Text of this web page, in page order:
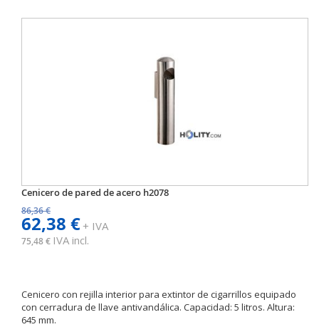
Cenicero de pared de acero h2078
86,36 €
62,38 €+ IVA
75,48 € IVA incl.
Cenicero con rejilla interior para extintor de cigarrillos equipado
con cerradura de llave antivandálica. Capacidad: 5 litros. Altura:
645 mm.